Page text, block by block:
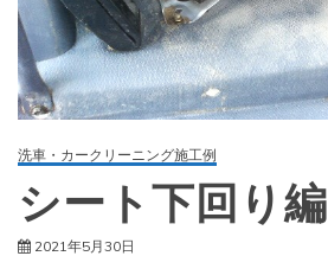
洗車・カークリーニング施工例
シート下回り編
2021年5月30日